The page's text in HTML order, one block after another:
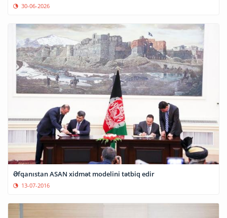
30-06-2026
Əfqanıstan ASAN xidmət modelini tətbiq edir
13-07-2016